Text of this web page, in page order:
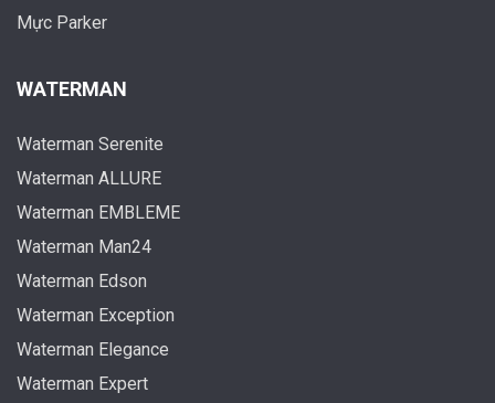
Mực Parker
WATERMAN
Waterman Serenite
Waterman ALLURE
Waterman EMBLEME
Waterman Man24
Waterman Edson
Waterman Exception
Waterman Elegance
Waterman Expert